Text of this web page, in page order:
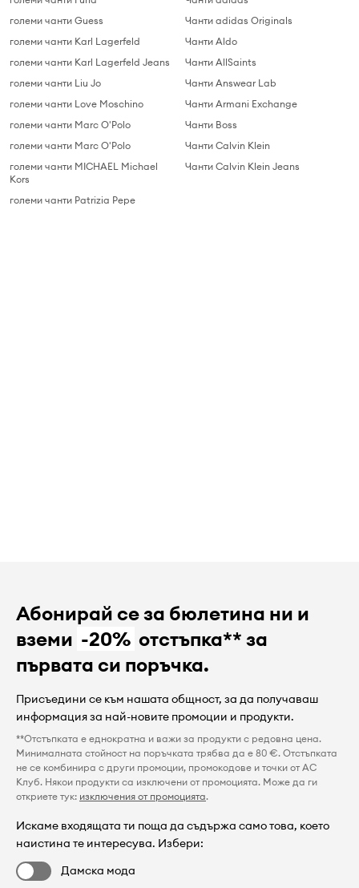
големи чанти Guess
големи чанти Karl Lagerfeld
големи чанти Karl Lagerfeld Jeans
големи чанти Liu Jo
големи чанти Love Moschino
големи чанти Marc O'Polo
големи чанти Marc O'Polo
големи чанти MICHAEL Michael
Kors
големи чанти Patrizia Pepe
Чанти adidas Originals
Чанти Aldo
Чанти AllSaints
Чанти Answear Lab
Чанти Armani Exchange
Чанти Boss
Чанти Calvin Klein
Чанти Calvin Klein Jeans
Абонирай се за бюлетина ни и
вземи -20% отстъпка** за
първата си поръчка.
Присъедини се към нашата общност, за да получаваш
информация за най-новите промоции и продукти.
**Отстъпката е еднократна и важи за продукти с редовна цена.
Минималната стойност на поръчката трябва да е 80 €. Отстъпката
не се комбинира с други промоции, промокодове и точки от AC
Клуб. Някои продукти са изключени от промоцията. Може да ги
откриете тук: изключения от промоцията.
Искаме входящата ти поща да съдържа само това, което
наистина те интересува. Избери:
Дамска мода